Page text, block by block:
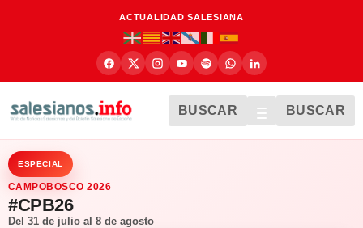
ACTUALIDAD SALESIANA
BUSCAR BUSCAR
ESPECIAL
CAMPOBOSCO 2026
#CPB26
Del 31 de julio al 8 de agosto